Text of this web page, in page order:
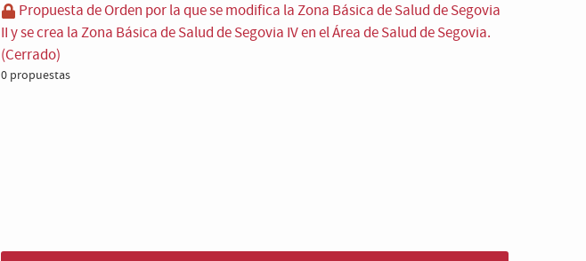
Propuesta de Orden por la que se modifica la Zona Básica de Salud de Segovia
II y se crea la Zona Básica de Salud de Segovia IV en el Área de Salud de Segovia.
(Cerrado)
0 propuestas